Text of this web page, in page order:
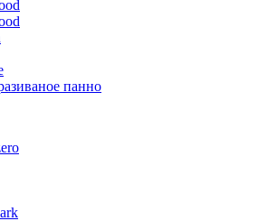
панно